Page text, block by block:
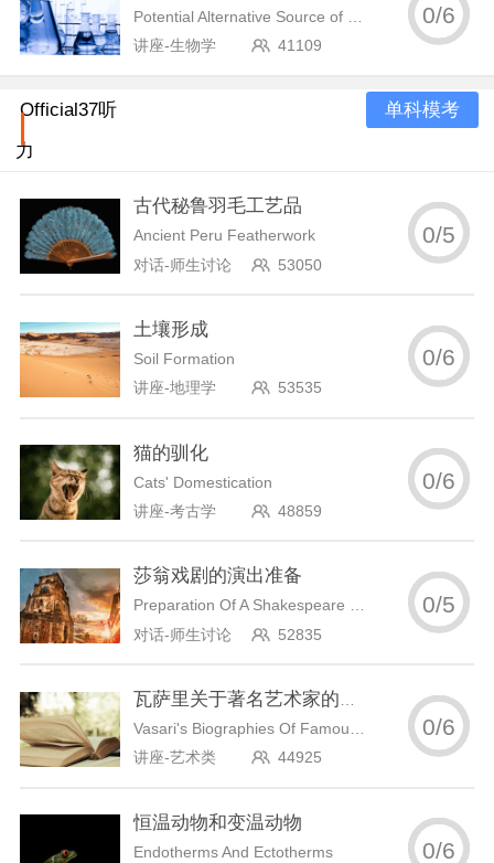
讲座-生物学
41109
0/6
Official37听
力
单科模考
古代秘鲁羽毛工艺品
Ancient Peru Featherwork
对话-师生讨论
53050
0/5
土壤形成
Soil Formation
讲座-地理学
53535
0/6
猫的驯化
Cats' Domestication
讲座-考古学
48859
0/6
莎翁戏剧的演出准备
Preparation Of A Shakespeare Play
对话-师生讨论
52835
0/5
讲座-艺术类
44925
0/6
恒温动物和变温动物
Endotherms And Ectotherms 0/6